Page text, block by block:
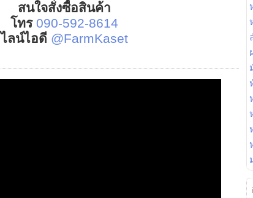
สนใจสั่งซื้อสินค้า
โทร 090-592-8614
ไลน์ไอดี @FarmKaset